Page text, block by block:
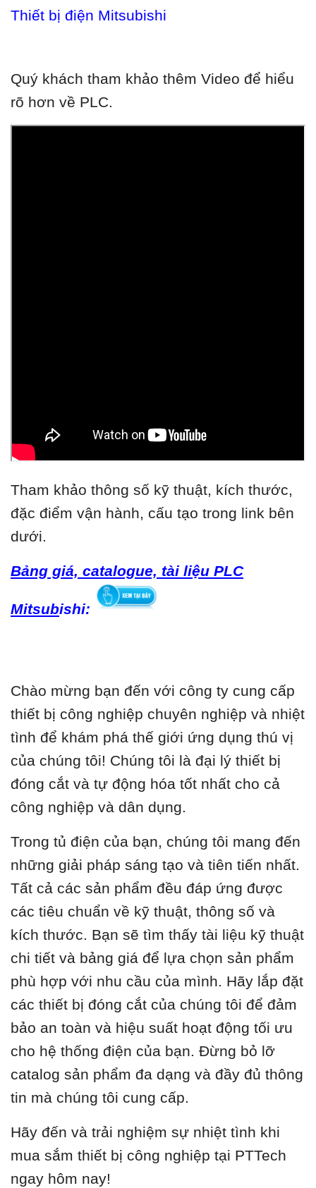
Thiết bị điện Mitsubishi
Quý khách tham khảo thêm Video để hiểu
rõ hơn về PLC.
Tham khảo thông số kỹ thuật, kích thước,
đặc điểm vận hành, cấu tạo trong link bên
dưới.
Bảng giá, catalogue, tài liệu PLC
Mitsubishi:
Chào mừng bạn đến với công ty cung cấp
thiết bị công nghiệp chuyên nghiệp và nhiệt
tình để khám phá thế giới ứng dụng thú vị
của chúng tôi! Chúng tôi là đại lý thiết bị
đóng cắt và tự động hóa tốt nhất cho cả
công nghiệp và dân dụng.
Trong tủ điện của bạn, chúng tôi mang đến
những giải pháp sáng tạo và tiên tiến nhất.
Tất cả các sản phẩm đều đáp ứng được
các tiêu chuẩn về kỹ thuật, thông số và
kích thước. Bạn sẽ tìm thấy tài liệu kỹ thuật
chi tiết và bảng giá để lựa chọn sản phẩm
phù hợp với nhu cầu của mình. Hãy lắp đặt
các thiết bị đóng cắt của chúng tôi để đảm
bảo an toàn và hiệu suất hoạt động tối ưu
cho hệ thống điện của bạn. Đừng bỏ lỡ
catalog sản phẩm đa dạng và đầy đủ thông
tin mà chúng tôi cung cấp.
Hãy đến và trải nghiệm sự nhiệt tình khi
mua sắm thiết bị công nghiệp tại PTTech
ngay hôm nay!